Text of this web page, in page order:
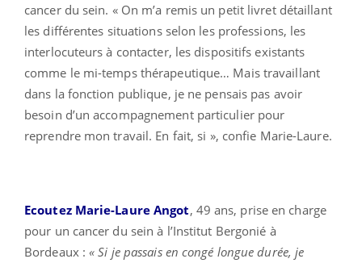
cancer du sein. « On m’a remis un petit livret détaillant
les différentes situations selon les professions, les
interlocuteurs à contacter, les dispositifs existants
comme le mi-temps thérapeutique… Mais travaillant
dans la fonction publique, je ne pensais pas avoir
besoin d’un accompagnement particulier pour
reprendre mon travail. En fait, si », confie Marie-Laure.
Ecoutez Marie-Laure Angot, 49 ans, prise en charge
pour un cancer du sein à l’Institut Bergonié à
Bordeaux :« Si je passais en congé longue durée, je